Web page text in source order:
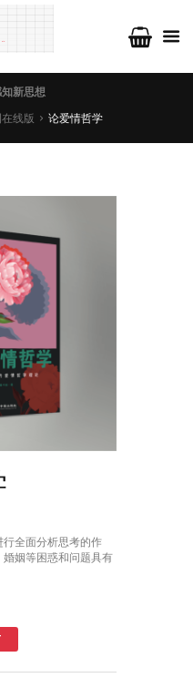
新思想
线版 论爱情哲学
全面分析思考的作
姻等困惑和问题具有